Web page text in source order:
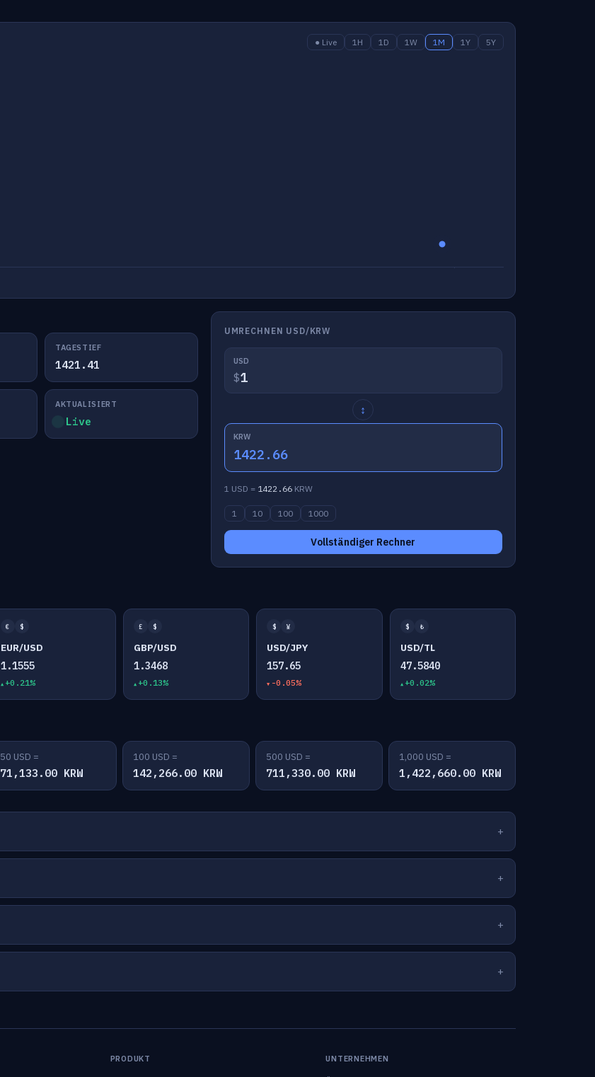
● Live 1H 1D 1W 1M 1Y 5Y
TAGESTIEF
1421.41
AKTUALISIERT
Live
UMRECHNEN USD/KRW
USD
$
↕
KRW
1422.66
1 USD = 1422.66KRW
1 10 100 1000
Vollständiger Rechner
€ $
EUR/USD
1.1555
+0.21%
£ $
GBP/USD
1.3468
+0.13%
$ ¥
USD/JPY
157.65
-0.05%
$ ₺
USD/TL
47.5840
+0.02%
50 USD =
71,133.00 KRW
100 USD =
142,266.00 KRW
500 USD =
711,330.00 KRW
1,000 USD =
1,422,660.00 KRW
PRODUKT UNTERNEHMEN